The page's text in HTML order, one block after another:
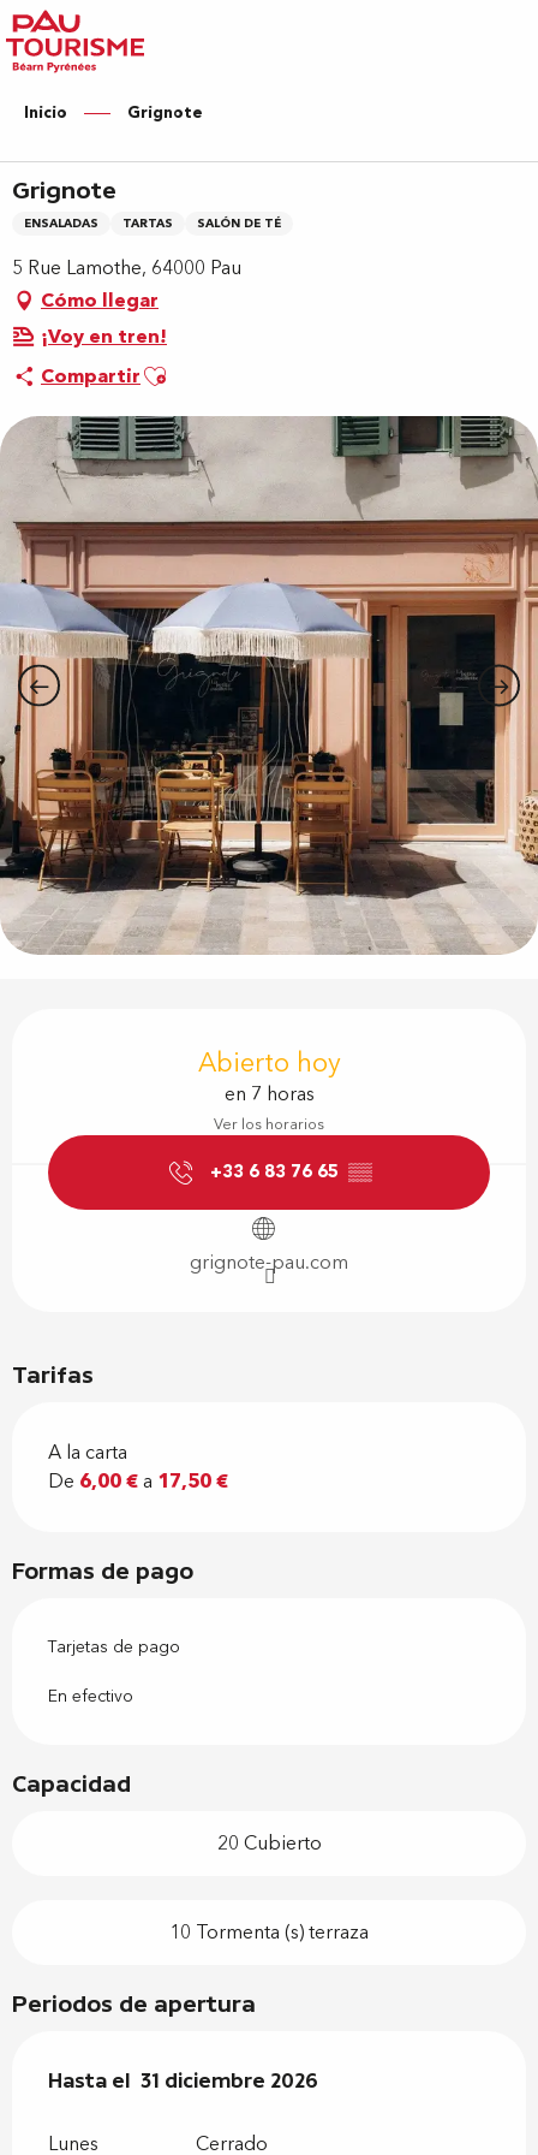
Aller
au
contenu
principal
Inicio Grignote
Grignote
ENSALADAS TARTAS SALÓN DE TÉ
5 Rue Lamothe, 64000 Pau
Cómo llegar
¡Voy en tren!
CompartirAjouter aux favoris
Abierto hoy
en 7 horas
Ver los horarios
+33 6 83 76 65 ▒▒
grignote-pau.com
Tarifas
A la carta
De 6,00 €a 17,50 €
Formas de pago
Tarjetas de pago
En efectivo
Capacidad
20 Cubierto
10 Tormenta (s) terraza
Periodos de apertura
Del2 enero 2026al31 diciembre 2026
Hasta el 31 diciembre 2026
Lunes Cerrado